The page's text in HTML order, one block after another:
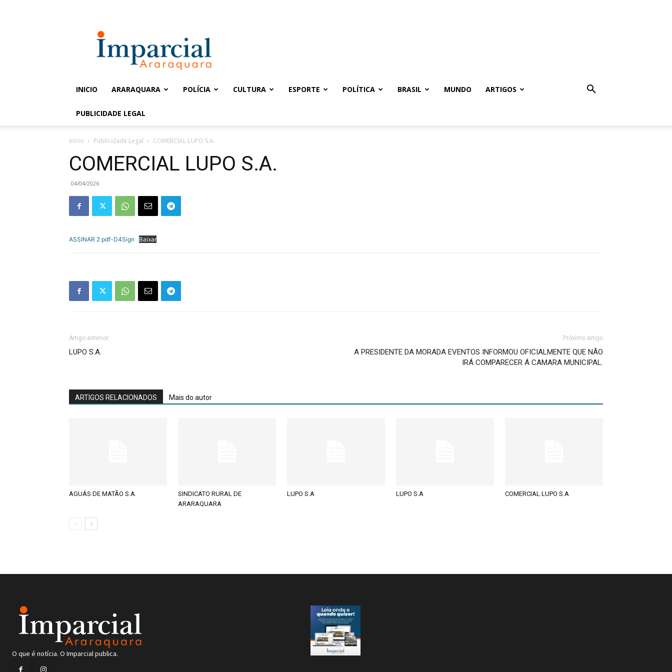
Imparcial
INICIO ARARAQUARA POLÍCIA CULTURA ESPORTE POLÍTICA BRASIL MUNDO ARTIGOS
PUBLICIDADE LEGAL
Início Publicidade Legal COMERCIAL LUPO S.A.
COMERCIAL LUPO S.A.
04/04/2026
ASSINAR 2 pdf-D4Sign Baixar
Artigo anterior
LUPO S.A.
Próximo artigo
A PRESIDENTE DA MORADA EVENTOS INFORMOU OFICIALMENTE QUE NÃO
IRÁ COMPARECER Á CAMARA MUNICIPAL.
ARTIGOS RELACIONADOS Mais do autor
AGUÁS DE MATÃO S.A.
SINDICATO RURAL DE
ARARAQUARA
LUPO S.A LUPO S.A COMERCIAL LUPO S.A
O que é notícia. O Imparcial publica.